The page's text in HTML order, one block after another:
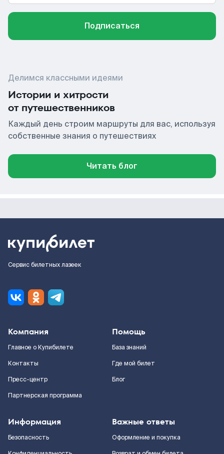
Подписаться
Делимся классными идеями
Истории и хитрости
от путешественников
Каждый день строим маршруты для вас, используя
собственные знания о путешествиях
Читать блог
Сервис билетных лазеек
Компания
Главное о Купибилете
Контакты
Пресс-центр
Партнерская программа
Помощь
База знаний
Где мой билет
Блог
Информация
Безопасность
Важные ответы
Оформление и покупка